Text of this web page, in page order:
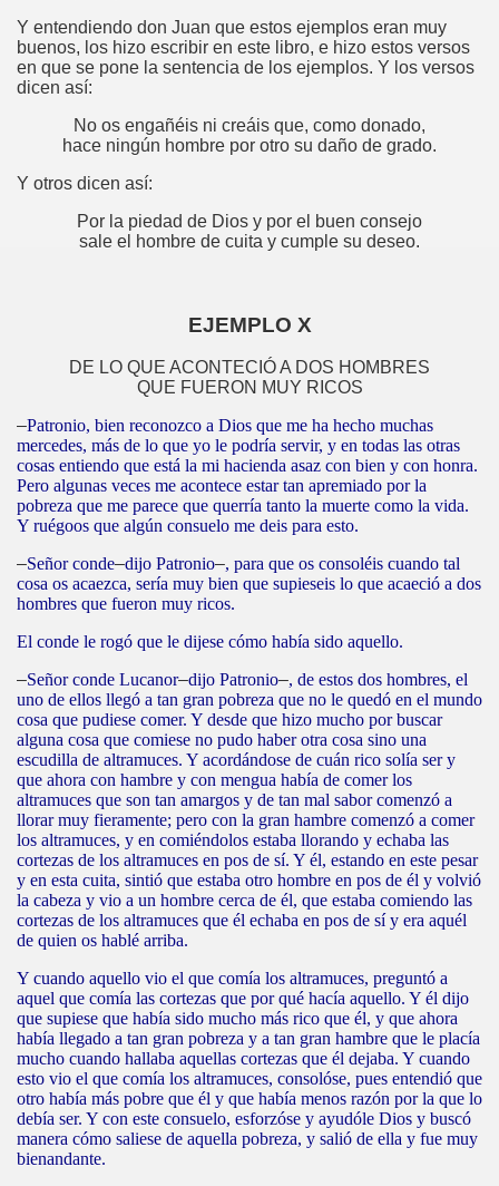
Y entendiendo don Juan que estos ejemplos eran muy
buenos, los hizo escribir en este libro, e hizo estos versos
en que se pone la sentencia de los ejemplos. Y los versos
dicen así:
No os engañéis ni creáis que, como donado,
hace ningún hombre por otro su daño de grado.
Y otros dicen así:
Por la piedad de Dios y por el buen consejo
sale el hombre de cuita y cumple su deseo.
EJEMPLO X
DE LO QUE ACONTECIÓ A DOS HOMBRES
QUE FUERON MUY RICOS
–Patronio, bien reconozco a Dios que me ha hecho muchas
mercedes, más de lo que yo le podría servir, y en todas las otras
cosas entiendo que está la mi hacienda asaz con bien y con honra.
Pero algunas veces me acontece estar tan apremiado por la
pobreza que me parece que querría tanto la muerte como la vida.
Y ruégoos que algún consuelo me deis para esto.
–Señor conde–dijo Patronio–, para que os consoléis cuando tal
cosa os acaezca, sería muy bien que supieseis lo que acaeció a dos
hombres que fueron muy ricos.
El conde le rogó que le dijese cómo había sido aquello.
–Señor conde Lucanor–dijo Patronio–, de estos dos hombres, el
uno de ellos llegó a tan gran pobreza que no le quedó en el mundo
cosa que pudiese comer. Y desde que hizo mucho por buscar
alguna cosa que comiese no pudo haber otra cosa sino una
escudilla de altramuces. Y acordándose de cuán rico solía ser y
que ahora con hambre y con mengua había de comer los
altramuces que son tan amargos y de tan mal sabor comenzó a
llorar muy fieramente; pero con la gran hambre comenzó a comer
los altramuces, y en comiéndolos estaba llorando y echaba las
cortezas de los altramuces en pos de sí. Y él, estando en este pesar
y en esta cuita, sintió que estaba otro hombre en pos de él y volvió
la cabeza y vio a un hombre cerca de él, que estaba comiendo las
cortezas de los altramuces que él echaba en pos de sí y era aquél
de quien os hablé arriba.
Y cuando aquello vio el que comía los altramuces, preguntó a
aquel que comía las cortezas que por qué hacía aquello. Y él dijo
que supiese que había sido mucho más rico que él, y que ahora
había llegado a tan gran pobreza y a tan gran hambre que le placía
mucho cuando hallaba aquellas cortezas que él dejaba. Y cuando
esto vio el que comía los altramuces, consolóse, pues entendió que
otro había más pobre que él y que había menos razón por la que lo
debía ser. Y con este consuelo, esforzóse y ayudóle Dios y buscó
manera cómo saliese de aquella pobreza, y salió de ella y fue muy
bienandante.